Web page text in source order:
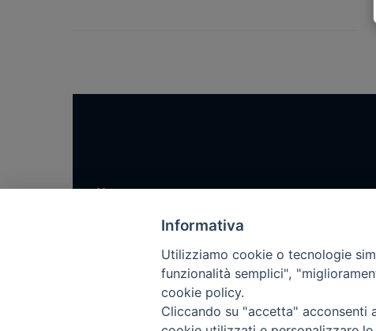
Home
Come abbonarsi
Informativa
Utilizziamo cookie o tecnologie
funzionalità semplici",
cookie policy.
Cliccando su "accetta" acconsenti